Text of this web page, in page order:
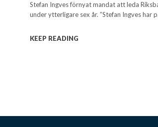
Stefan Ingves förnyat mandat att leda
under ytterligare sex år. ”Stefan
KEEP READING